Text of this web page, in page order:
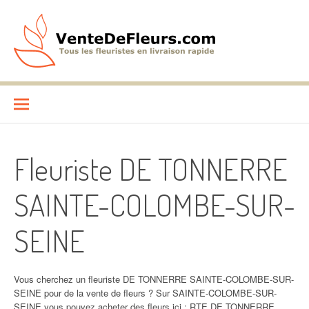
contenu
VenteDeFleurs.com
Fleuriste DE TONNERRE
SAINTE-COLOMBE-SUR-
SEINE
Vous cherchez un fleuriste DE TONNERRE SAINTE-COLOMBE-SUR-
SEINE pour de la vente de fleurs ? Sur SAINTE-COLOMBE-SUR-